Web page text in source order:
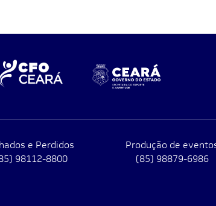
e Perdidos
98112-8800
Produção de
(85) 98879-6986